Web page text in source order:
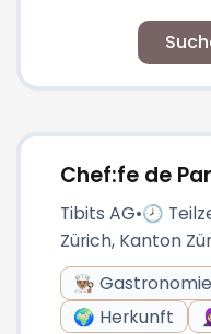
Chef:fe de
Tibits AG•🕗
Zürich, Kanton
👨🏽‍🍳
🌍 Herkunft